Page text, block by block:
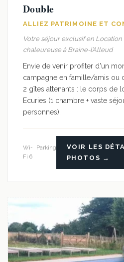
Double
ALLIEZ PATRIMOINE ET
Votre séjour exclusif en Location
chaleureuse à Braine-l’Alleud
Envie de venir profiter d'un
campagne en famille/amis ou
2 gîtes attenants : le corps de
Ecuries (1 chambre + vaste
personnes).
Wi-
Fi 6
Parking
VOIR LES
PHOTOS →